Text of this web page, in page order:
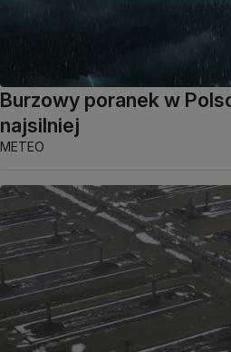
Burzowy poranek w
najsilniej
METEO